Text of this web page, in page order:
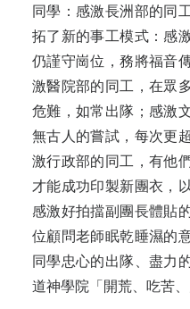
同學：感激長洲部的同
拓了新的事工模式：感
仍謹守崗位，務將福音
激醫院部的同工，在眾
危難，如常出隊；感激
無古人的嘗試，每次更
激行政部的同工，有他
才能成功印製新團衣，
感激好拍擋副團長體貼
位顧問老師眠乾睡濕的
同學忠心的出隊、盡力
道神學院「開荒、吃苦、